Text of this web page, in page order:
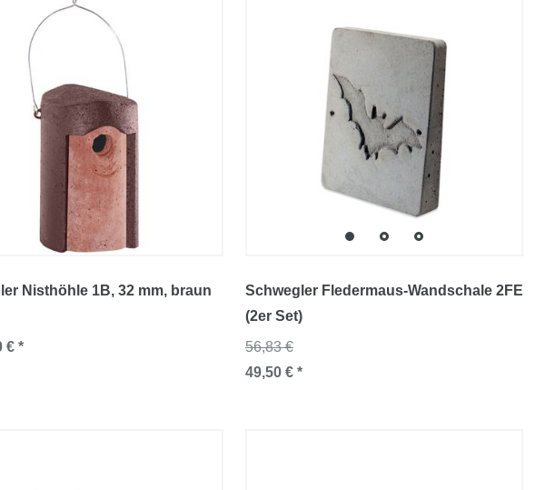
Nisthöhle 1B, 32 mm, braun
€ *
Schwegler Fledermaus-Wandschale 2FE
(2er Set)
56,83 €
49,50 € *